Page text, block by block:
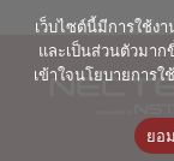
เว็บไซต์นี้มีการใช้ง
และเป็นส่วนตัวมา
เข้าใจนโยบายการ
ยอ